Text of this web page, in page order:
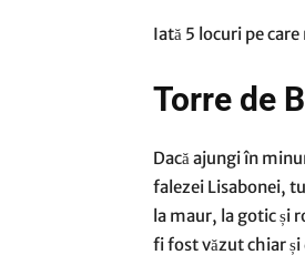
Iată 5 locuri pe
Torre de
Dacă ajungi în
falezei Lisabonei,
la maur, la gotic și
fi fost văzut chiar și